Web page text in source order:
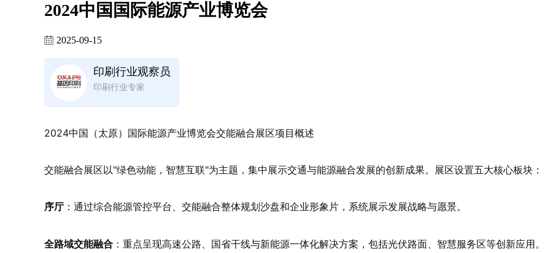
2024中国国际能源产业博览会
2025-09-15
印刷行业观察员
印刷行业专家
2024中国（太原）国际能源产业博览会交能融合展区项目概述
交能融合展区以"绿色动能，智慧互联"为主题，集中展示交通与能源融合发展的创新成果。展区设置五大核心板块：
序厅 ：通过综合能源管控平台、交能融合整体规划沙盘和企业形象片，系统展示发展战略与愿景。
全路域交能融合 ：重点呈现高速公路、国省干线与新能源一体化解决方案，包括光伏路面、智慧服务区等创新应用。